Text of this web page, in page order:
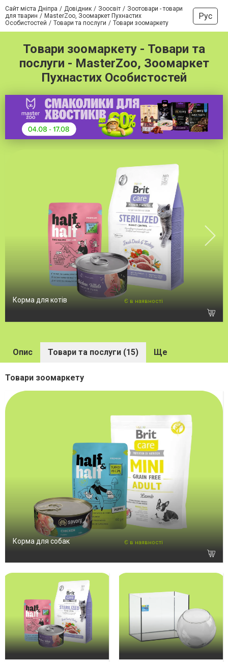
Сайт міста Дніпра Довідник Зоосвіт
Зоотовари - товари
для тварин
MasterZoo, Зоомаркет Пухнастих
Особистостей
Товари та послуги Товари зоомаркету
Рус
Товари зоомаркету - Товари та
послуги - MasterZoo, Зоомаркет
Пухнастих Особистостей
Корма для котів Є в наявності
Опис Товари та послуги (15) Ще
Товари зоомаркету
Корма для собак Є в наявності